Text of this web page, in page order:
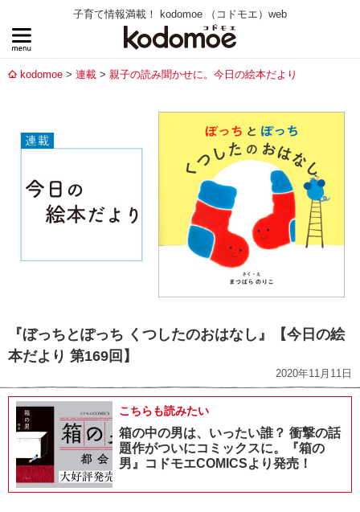
子育て情報満載！ kodomoe （コドモエ）web
kodomoe 連載 親子の読み聞かせに。今日の絵本だより
『ぼっちとぽっち くつしたのおはなし』【今日の絵
本だより 第169回】
2020年11月11日
こちらも読みたい
箱の中の男は、いったい誰？ 衝撃の話
題作がついにコミックスに。『箱の
男』コドモエCOMICSより発売！